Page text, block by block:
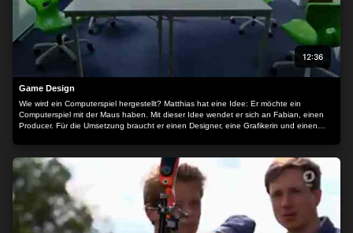
12:36
Game Design
Wie wird ein Computerspiel hergestellt? Matthias hat eine Idee: Er möchte ein
Computerspiel mit der Maus haben. Mit dieser Idee wendet er sich an Fabian, einen
Producer. Für die Umsetzung braucht er einen Designer, eine Grafikerin und einen